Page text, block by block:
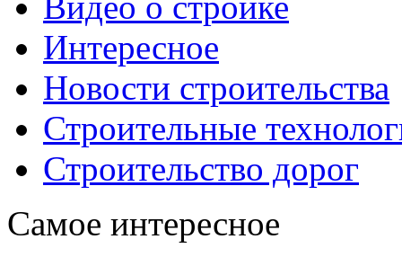
Интересное
Новости строительства
Строительные
Строительство дорог
Самое интересное